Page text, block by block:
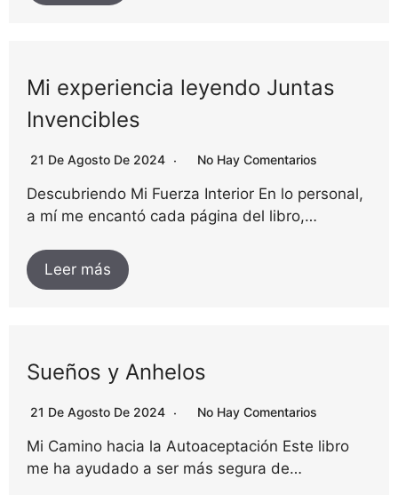
Mi experiencia leyendo Juntas
Invencibles
21 De Agosto De 2024 No Hay Comentarios
Descubriendo Mi Fuerza Interior En lo personal,
a mí me encantó cada página del libro,…
Leer más
Sueños y Anhelos
21 De Agosto De 2024 No Hay Comentarios
Mi Camino hacia la Autoaceptación Este libro
me ha ayudado a ser más segura de…